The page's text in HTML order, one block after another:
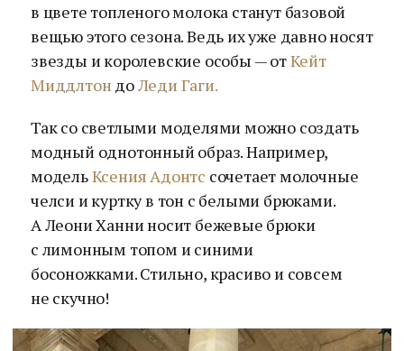
в цвете топленого молока станут базовой
вещью этого сезона. Ведь их уже давно носят
звезды и королевские особы — отКейт
Миддлтон доЛеди Гаги.
Так со светлыми моделями можно создать
модный однотонный образ. Например,
модельКсения Адонтс сочетает молочные
челси и куртку в тон с белыми брюками.
А Леони Ханни носит бежевые брюки
с лимонным топом и синими
босоножками. Стильно, красиво и совсем
не скучно!